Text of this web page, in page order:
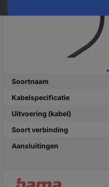
Soortnaam
Kabelspecificatie
Uitvoering (kabel)
Soort verbinding
Aansluitingen